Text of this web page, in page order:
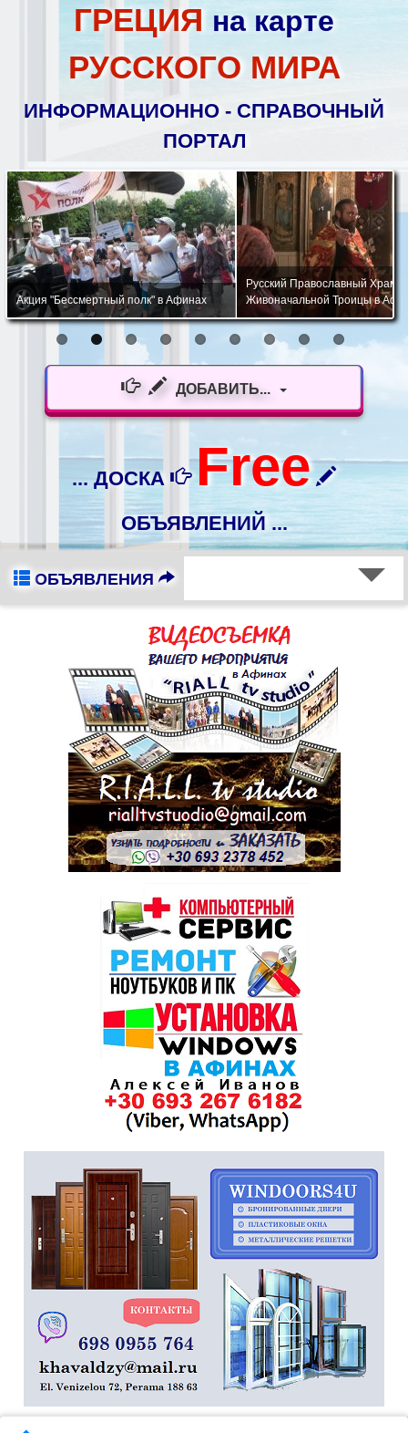
ГРЕЦИЯ на карте
РУССКОГО МИРА
ИНФОРМАЦИОННО - СПРАВОЧНЫЙ
ПОРТАЛ
Акция "Бессмертный полк" в Афинах
Русский Православный Храм
Живоначальной Троицы в
ДОБАВИТЬ...
... ДОСКА Free
ОБЪЯВЛЕНИЙ ...
ОБЪЯВЛЕНИЯ